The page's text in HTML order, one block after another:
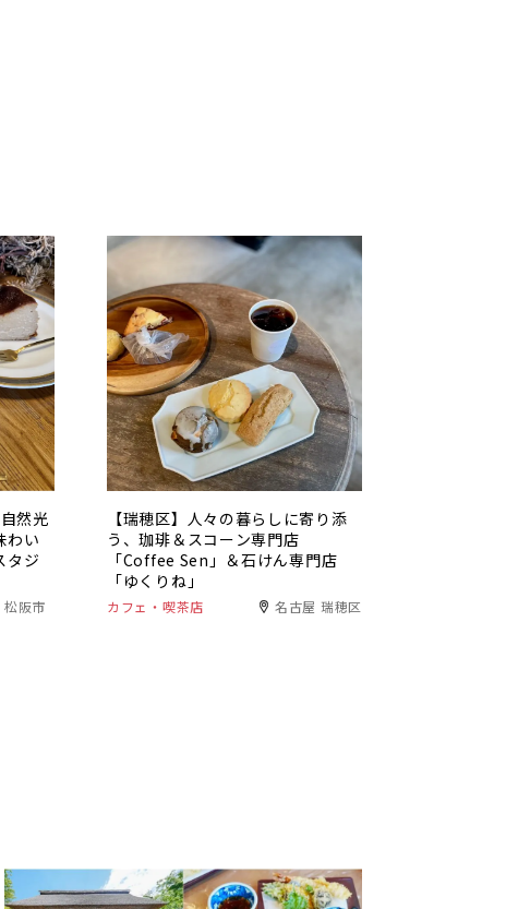
然光
わい
タジ
松阪市
【瑞穂区】人々の暮らしに寄り添
う、珈琲＆スコーン専門店
「Coffee Sen」＆石けん専門店
「ゆくりね」
カフェ・喫茶店 名古屋 瑞穂区